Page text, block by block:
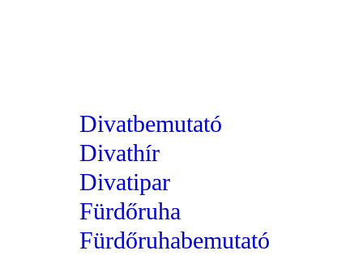
Divatbemutató
Divathír
Divatipar
Fürdőruha
Fürdőruhabemutató